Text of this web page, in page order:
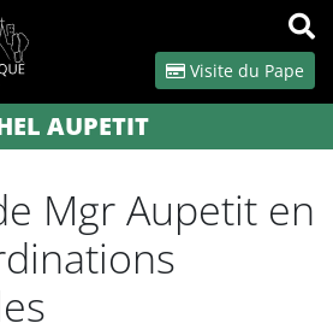
Visite du Pape
AUPETIT
Mgr Aupetit en
cookies